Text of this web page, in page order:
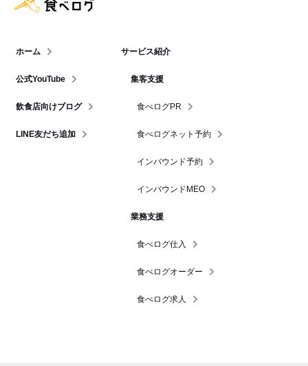
ホーム
公式YouTube
飲食店向けブログ
LINE友だち追加
サービス紹介
集客支援
食べログPR
食べログネット予約
インバウンド予約
インバウンドMEO
業務支援
食べログ仕入
食べログオーダー
食べログ求人